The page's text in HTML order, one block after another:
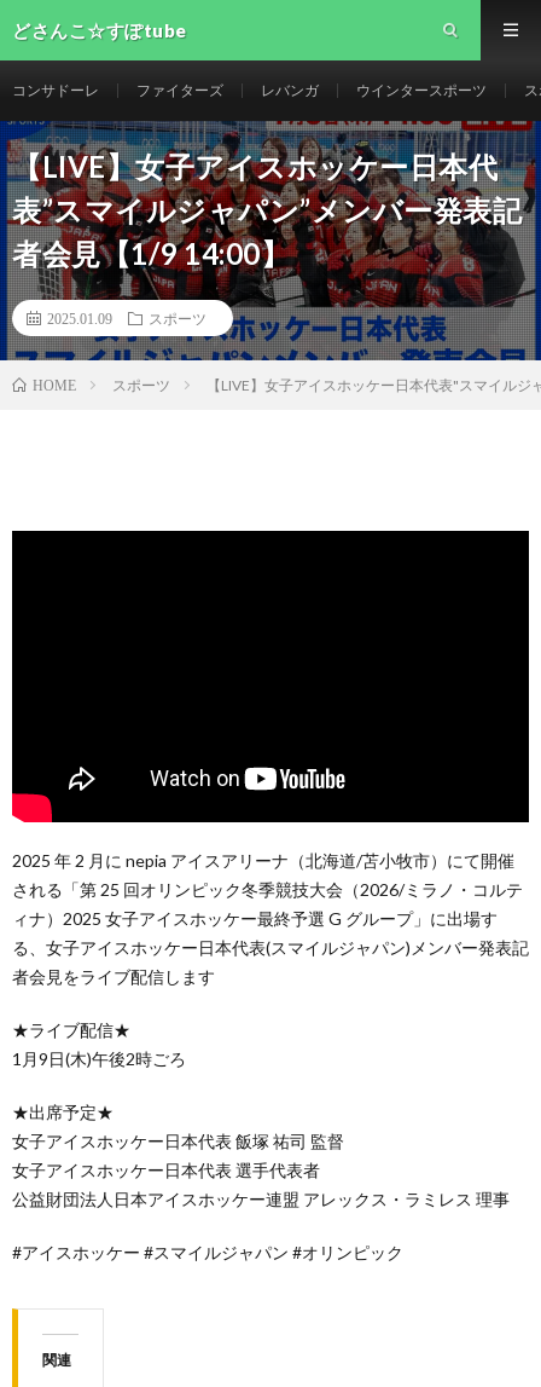
どさんこ☆すぽtube
コンサドーレ ファイターズ レバンガ ウインタースポーツ
【LIVE】女子アイスホッケー日本代
表”スマイルジャパン”メンバー発表記
者会見【1/9 14:00】
2025.01.09 スポーツ
HOME スポーツ 【LIVE】女子アイスホッケー日本代表"スマイル
2025 年 2 月に nepia アイスアリーナ（北海道/苫小牧市）にて開催
される「第 25 回オリンピック冬季競技大会（2026/ミラノ・コルテ
ィナ）2025 女子アイスホッケー最終予選 G グループ」に出場す
る、女子アイスホッケー日本代表(スマイルジャパン)メンバー発表記
者会見をライブ配信します
★ライブ配信★
1月9日(木)午後2時ごろ
★出席予定★
女子アイスホッケー日本代表 飯塚 祐司 監督
女子アイスホッケー日本代表 選手代表者
公益財団法人日本アイスホッケー連盟 アレックス・ラミレス 理事
#アイスホッケー #スマイルジャパン #オリンピック
関連